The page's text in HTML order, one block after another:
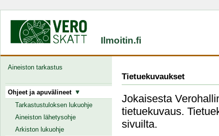
Ilmoitin.fi
Aineiston tarkastus
Ohjeet ja apuvälineet
Tarkastustuloksen lukuohje
Aineiston lähetysohje
Arkiston lukuohje
Tietuekuvaukset
Jokaisesta
tietuekuvaus.
sivuilta.